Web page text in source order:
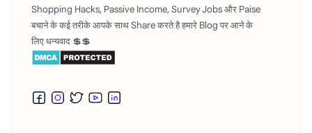
Shopping Hacks, Passive Income, Survey Jobs और Paise
बचाने के कई तरीके आपके साथ Share करते है हमारे Blog पर आने के
लिए धन्यवाद 💲💲